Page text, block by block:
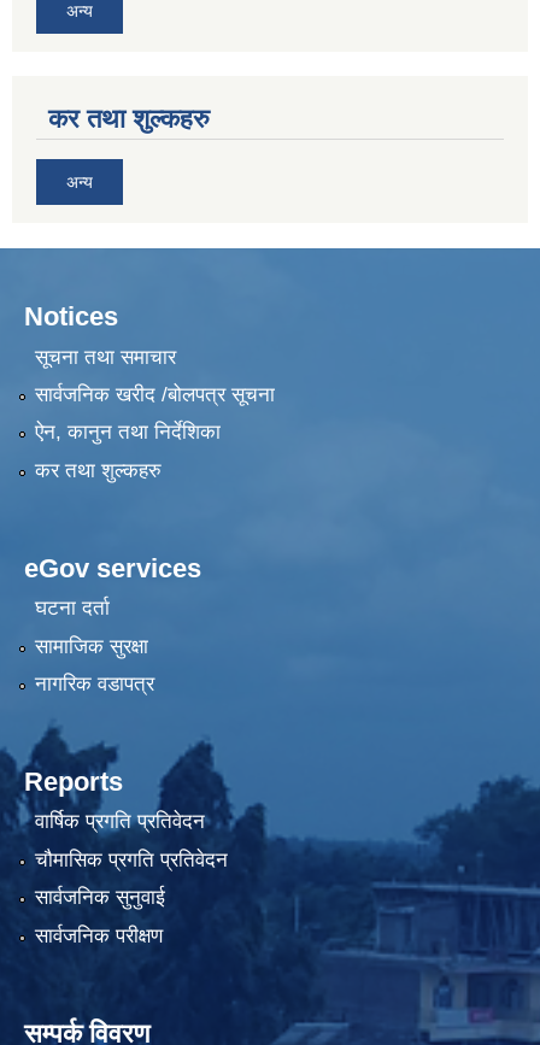
अन्य
कर तथा शुल्कहरु
अन्य
Notices
सूचना तथा समाचार
सार्वजनिक खरीद /बोलपत्र सूचना
ऐन, कानुन तथा निर्देशिका
कर तथा शुल्कहरु
eGov services
घटना दर्ता
सामाजिक सुरक्षा
नागरिक वडापत्र
Reports
वार्षिक प्रगति प्रतिवेदन
चौमासिक प्रगति प्रतिवेदन
सार्वजनिक सुनुवाई
सार्वजनिक परीक्षण
सम्पर्क विवरण